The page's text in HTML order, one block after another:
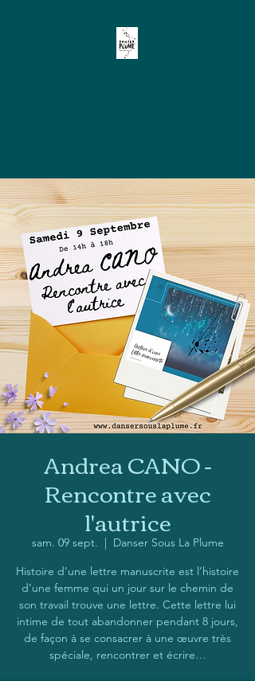
Andrea CANO -
Rencontre avec
l'autrice
sam. 09 sept.
  |
Danser Sous La Plume
Histoire d’une lettre manuscrite est l’histoire
d’une femme qui un jour sur le chemin de
son travail trouve une lettre. Cette lettre lui
intime de tout abandonner pendant 8 jours,
de façon à se consacrer à une œuvre très
spéciale, rencontrer et écrire…